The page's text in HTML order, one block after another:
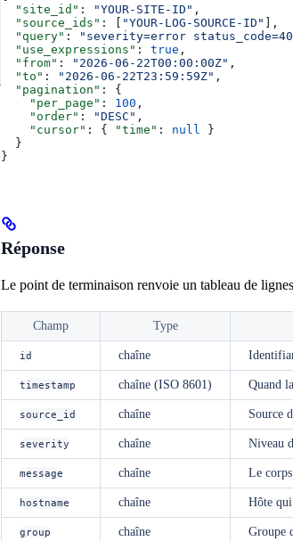
  "site_id"
: "YOUR-SITE-ID" ,
  "source_ids"
: [ "YOUR-LOG-SOURCE-ID"
],
  "query"
: "severity=error
  "use_expressions"
: true ,
  "from"
: "2026-06-22T00:00:00Z" ,
  "to"
: "2026-06-22T23:59:59Z" ,
  "pagination"
: {
    "per_page"
: 100 ,
    "order"
: "DESC" ,
    "cursor"
: { "time" : null }
  }
}
Réponse
Le point de terminaison renvoie un tableau de
Champ Type
id chaîne
timestamp chaîne (ISO 8601) Quand
source_id chaîne Source
severity chaîne Niveau
message chaîne Le
hostname chaîne Hôte
group chaîne Groupe